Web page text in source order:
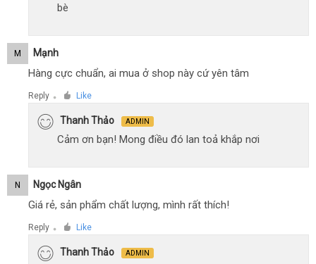
bè
M Mạnh
Hàng cực chuẩn, ai mua ở shop này cứ yên tâm
Reply ● Like
Thanh Thảo ADMIN
Cảm ơn bạn! Mong điều đó lan toả khắp nơi
N Ngọc Ngân
Giá rẻ, sản phẩm chất lượng, mình rất thích!
Reply ● Like
Thanh Thảo ADMIN